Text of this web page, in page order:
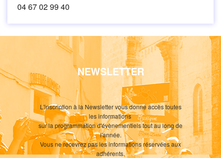
04 67 02 99 40
NEWSLETTER
L'inscription à la Newsletter vous donne accès toutes
les informations
sur la programmation d'évènementiels tout au long de
l'année.
Vous ne recevrez pas les informations réservées aux
adhérents.